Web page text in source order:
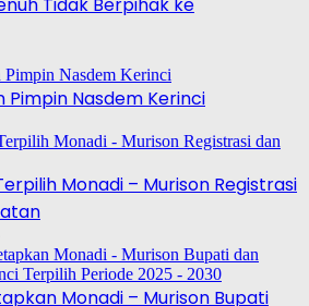
Tidak Berpihak ke
Pimpin Nasdem Kerinci
Monadi – Murison Registrasi
Monadi – Murison Bupati